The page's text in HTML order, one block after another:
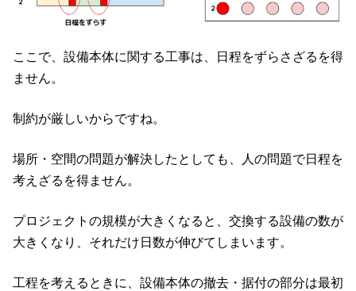
ここで、設備本体に関する工事は、日程をずらさざるを得
ません。
制約が厳しいからですね。
場所・空間の問題が解決したとしても、人の問題で日程を
考えざるを得ません。
プロジェクトの規模が大きくなると、交換する設備の数が
大きくなり、それだけ日数が伸びてしまいます。
工程を考えるときに、設備本体の撤去・据付の部分は最初